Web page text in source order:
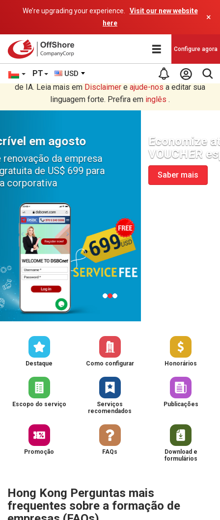
We’re upgrading your experience.
Visit our new website
here
×
PT USD
Configure agora
Você está lendo em Português tradução por um programa
de IA. Leia mais em Disclaimer e ajude-nos a editar sua
linguagem forte. Prefira em inglês .
Economize até $ 300 e receba um
VOUCHER especial
Saber mais
Destaque Como configurar Honorários
Escopo do serviço
Serviços
recomendados
Publicações
Promoção FAQs
Download e
formulários
Hong Kong Perguntas mais
frequentes sobre a formação de